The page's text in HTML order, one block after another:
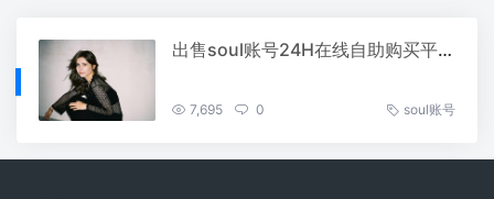
出售soul账号24H在线自助购买平台
7,695 0 soul账号